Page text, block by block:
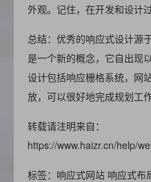
外观。记住，在开发和设计
总结：优秀的响应式设计源
是一个新的概念，它自出现
设计包括响应栅格系统，网
放，可以很好地完成规划工作
转载请注明来自：
https://www.haizr.cn/help/
标签：响应式网站 响应式布